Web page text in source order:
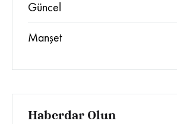
Güncel
Manşet
Haberdar Olun